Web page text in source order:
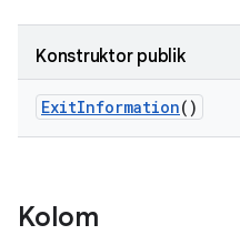
Konstruktor publik
ExitInformation()
Kolom